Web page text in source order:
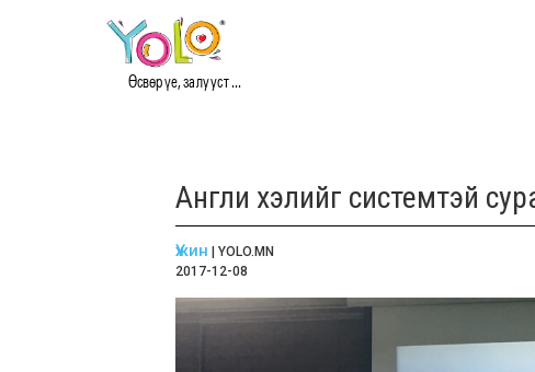
Өсвөр үе, залууст ...
Англи хэлийг системтэй
Үжин | YOLO.MN
2017-12-08